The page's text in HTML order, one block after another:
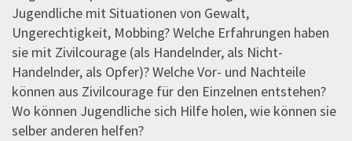
Jugendliche mit Situationen von Gewalt,
Ungerechtigkeit, Mobbing? Welche Erfahrungen haben
sie mit Zivilcourage (als Handelnder, als Nicht-
Handelnder, als Opfer)? Welche Vor- und Nachteile
können aus Zivilcourage für den Einzelnen entstehen?
Wo können Jugendliche sich Hilfe holen, wie können sie
selber anderen helfen?